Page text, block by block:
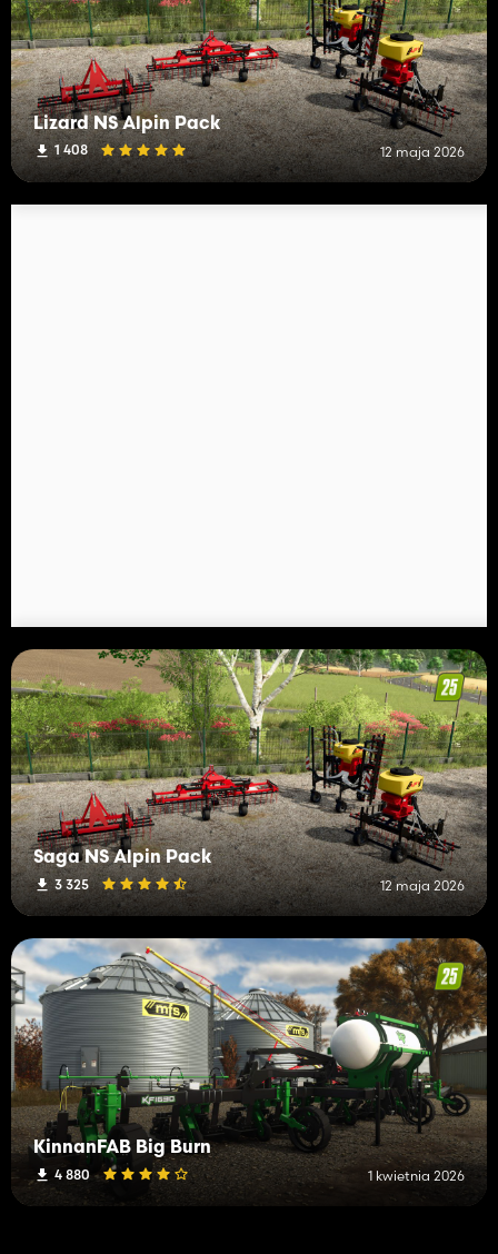
Lizard NS Alpin Pack
1 408 12 maja 2026
Saga NS Alpin Pack
3 325 12 maja 2026
KinnanFAB Big Burn
4 880 1 kwietnia 2026